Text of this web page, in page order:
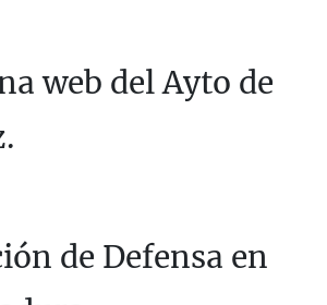
web del Ayto de
de Defensa en